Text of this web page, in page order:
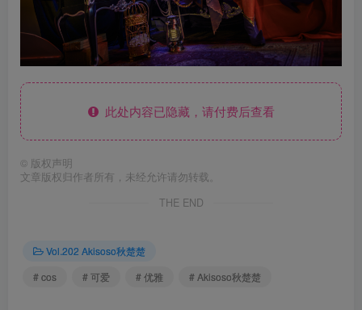
此处内容已隐藏，请付费后查看
© 版权声明
文章版权归作者所有，未经允许请勿转载。
THE END
Vol.202 Akisoso秋楚楚
# cos
# 可爱 # 优雅 # Akisoso秋楚楚